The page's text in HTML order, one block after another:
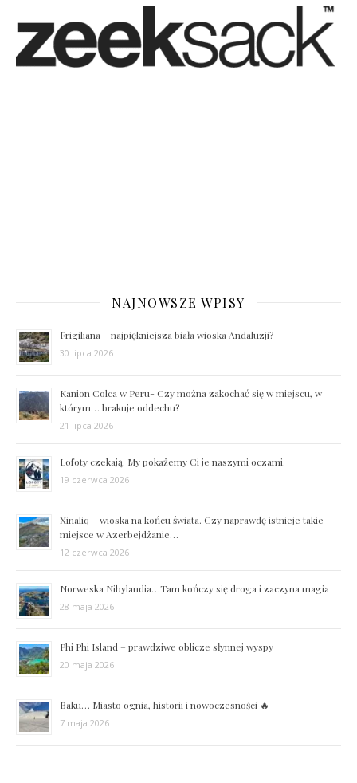
NAJNOWSZE WPISY
Frigiliana – najpiękniejsza biała wioska Andaluzji?
30 lipca 2026
Kanion Colca w Peru- Czy można zakochać się w miejscu, w
którym… brakuje oddechu?
21 lipca 2026
Lofoty czekają. My pokażemy Ci je naszymi oczami.
19 czerwca 2026
Xinaliq – wioska na końcu świata. Czy naprawdę istnieje takie
miejsce w Azerbejdżanie…
12 czerwca 2026
Norweska Nibylandia…Tam kończy się droga i zaczyna magia
28 maja 2026
Phi Phi Island – prawdziwe oblicze słynnej wyspy
20 maja 2026
Baku… Miasto ognia, historii i nowoczesności 🔥
7 maja 2026